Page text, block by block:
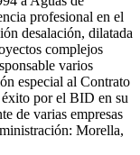
profesional en el
desalación, dilatada
complejos
varios
especial al Contrato
por el BID en su
de varias empresas
Morella,